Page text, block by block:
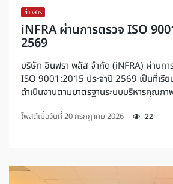
ข่าวสาร
iNFRA ผ่านการตรวจ ISO
2569
บริษัท อินฟรา พลัส จำกัด (iNFRA) ผ่านกา
ISO 9001:2015 ประจำปี 2569 เป็นที่เรี
ดำเนินงานตามมาตรฐานระบบบริหารคุณภ
โพสต์เมื่อวันที่ 20 กรกฎาคม 2026
22